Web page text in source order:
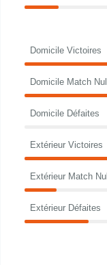
Domicile Victoires
Domicile Match Nul
Domicile Défaites
Extérieur Victoires
Extérieur Match Nul
Extérieur Défaites